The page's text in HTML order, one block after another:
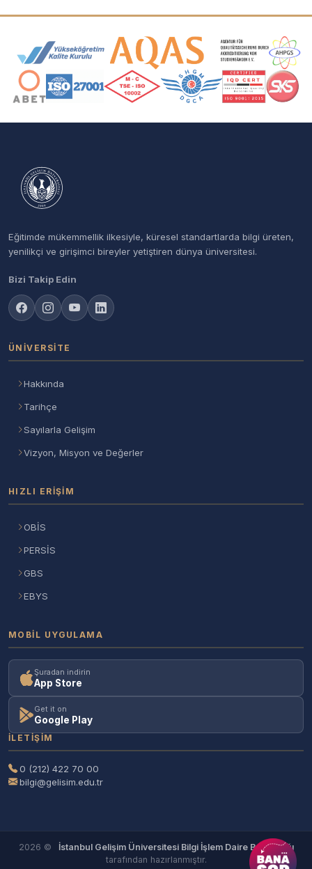
Akreditasyon ve Üyelik Logoları
Eğitimde mükemmellik ilkesiyle, küresel standartlarda bilgi üreten,
yenilikçi ve girişimci bireyler yetiştiren dünya üniversitesi.
Bizi Takip Edin
ÜNIVERSITE
Hakkında
Tarihçe
Sayılarla Gelişim
Vizyon, Misyon ve Değerler
HIZLI ERIŞIM
OBİS
PERSİS
GBS
EBYS
MOBIL UYGULAMA
Şuradan indirin
App Store
Get it on
Google Play
İLETIŞIM
0 (212) 422 70 00
bilgi@gelisim.edu.tr
2026 ©
İstanbul Gelişim Üniversitesi Bilgi İşlem Daire Başkanlığı
tarafından hazırlanmıştır.